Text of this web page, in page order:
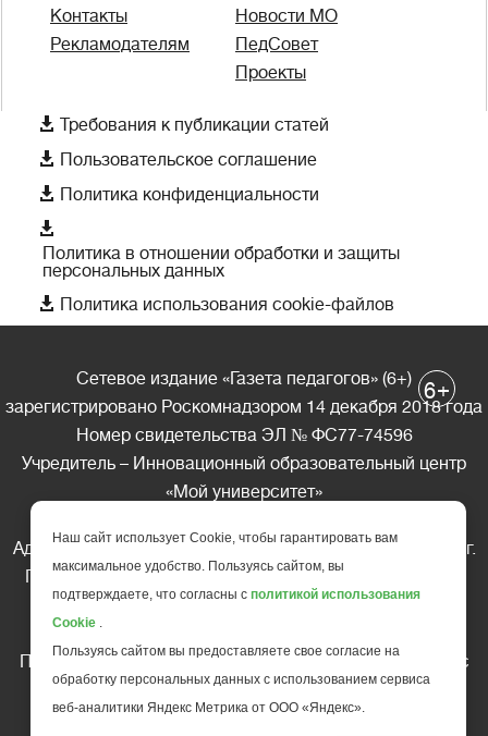
Контакты
Рекламодателям
Новости МО
ПедСовет
Проекты
 Требования к публикации статей
 Пользовательское соглашение
 Политика конфиденциальности

Политика в отношении обработки и защиты
персональных данных
 Политика использования cookie-файлов
Сетевое издание «Газета педагогов» (6+)
зарегистрировано Роскомнадзором 14 декабря 2018 года
Номер свидетельства ЭЛ № ФС77-74596
Учредитель – Инновационный образовательный центр
«Мой университет»
Адрес редакции: 185035 Россия, Республика Карелия, г.
Петрозаводск, ул. Фридриха Энгельса д.10, офис 211
Телефон редакции: +7 (499) 685-10-45
Перепечатка материалов газеты допускается только c
письменного разрешения редакции
Ссылка на «Газету педагогов» обязательна.
6+
Наш сайт использует Cookie, чтобы гарантировать вам
максимальное удобство. Пользуясь сайтом, вы
подтверждаете, что согласны с политикой использования
Cookie .
Пользуясь сайтом вы предоставляете свое согласие на
обработку персональных данных с использованием сервиса
веб-аналитики Яндекс Метрика от ООО «Яндекс».